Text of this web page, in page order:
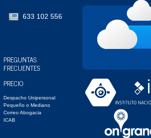
633 102 556
PREGUNTAS
FRECUENTES
PRECIO
Despacho Unipersonal
Pequeño o Mediano
Correo Abogacia
ICAB